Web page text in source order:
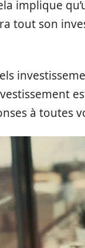
implique
tout son
à toutes